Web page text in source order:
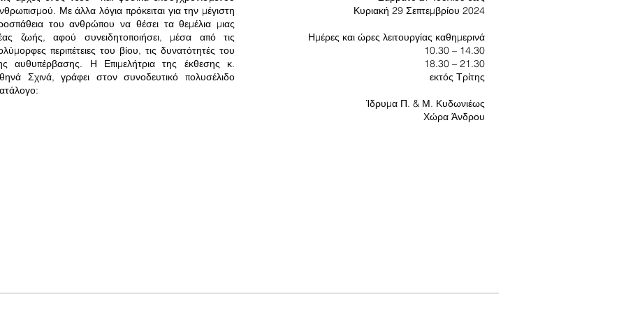
Με άλλα λόγια πρόκειται για την μέγιστη
του ανθρώπου να θέσει τα θεμέλια μιας
ζωής, αφού συνειδητοποιήσει, μέσα από τις
περιπέτειες του βίου, τις δυνατότητές του
αυθυπέρβασης. Η Επιμελήτρια της έκθεσης κ.
Σχινά, γράφει στον συνοδευτικό πολυσέλιδο
Κυριακή 29 Σεπτεμβρίου 2024
Ημέρες και ώρες λειτουργίας καθημερινά
10.30 – 14.30
18.30 – 21.30
εκτός Τρίτης
Ίδρυμα Π. & Μ. Κυδωνιέως
Χώρα Άνδρου